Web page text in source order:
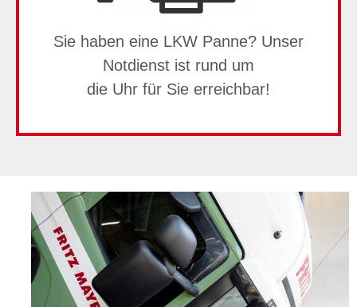
Sie haben eine LKW Panne? Unser
Notdienst ist rund um
die Uhr für Sie erreichbar!